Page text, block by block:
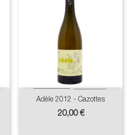
Adèle 2012 - Cazottes
Prix
20,00 €